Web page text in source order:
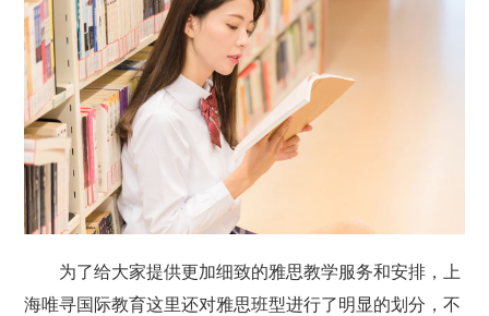
为了给大家提供更加细致的雅思教学服务和安排，上
海唯寻国际教育这里还对雅思班型进行了明显的划分，不